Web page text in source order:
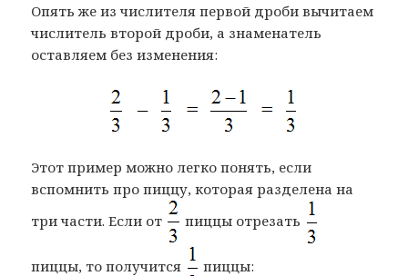
Опять же из числителя первой дроби вычитаем
числитель второй дроби, а знаменатель
оставляем без изменения:
Этот пример можно легко понять, если
вспомнить про пиццу, которая разделена на
три части. Если от
пиццы отрезать
пиццы, то получится пиццы: